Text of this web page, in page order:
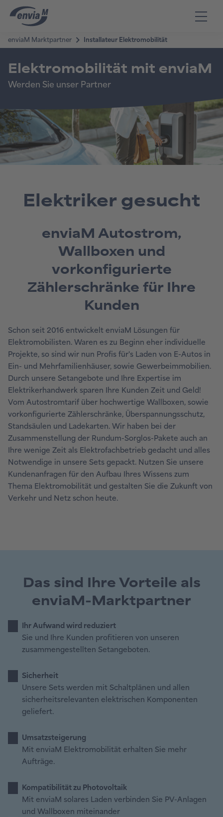
Elektriker gesucht
enviaM Autostrom,
Wallboxen und
vorkonfigurierte
Zählerschränke für Ihre
Kunden
Schon seit 2016 entwickelt enviaM Lösungen für
Elektromobilisten. Waren es zu Beginn eher individuelle
Projekte, so sind wir nun Profis für's Laden von E-Autos in
Ein- und Mehrfamilienhäuser, sowie Gewerbeimmobilien.
Durch unsere Setangebote und Ihre Expertise im
Elektrikerhandwerk sparen Ihre Kunden Zeit und Geld!
Vom Autostromtarif über hochwertige Wallboxen, sowie
vorkonfigurierte Zählerschränke, Überspannungsschutz,
Standsäulen und Ladekarten. Wir haben bei der
Zusammenstellung der Rundum-Sorglos-Pakete auch an
Ihre wenige Zeit als Elektrofachbetrieb gedacht und alles
Notwendige in unsere Sets gepackt. Nutzen Sie unsere
Kundenanfragen für den Aufbau Ihres Wissens zum
Thema Elektromobilität und gestalten Sie die Zukunft von
Verkehr und Netz schon heute.
Das sind Ihre Vorteile als
enviaM-Marktpartner
Ihr Aufwand wird reduziert
Sie und Ihre Kunden profitieren von unseren
zusammengestellten Setangeboten.
Sicherheit
Unsere Sets werden mit Schaltplänen und allen
sicherheitsrelevanten elektrischen Komponenten
geliefert.
Umsatzsteigerung
Mit enviaM Elektromobilität erhalten Sie mehr
Aufträge.
Kompatibilität zu Photovoltaik
Mit enviaM solares Laden verbinden Sie PV-Anlagen
und Wallboxen miteinander